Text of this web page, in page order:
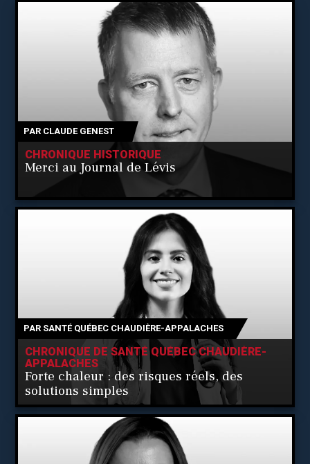
PAR CLAUDE GENEST
CHRONIQUE HISTORIQUE
Merci au Journal de Lévis
PAR SANTÉ QUÉBEC CHAUDIÈRE-APPALACHES
CHRONIQUE DE SANTÉ QUÉBEC CHAUDIÈRE-
APPALACHES
Forte chaleur : des risques réels, des
solutions simples